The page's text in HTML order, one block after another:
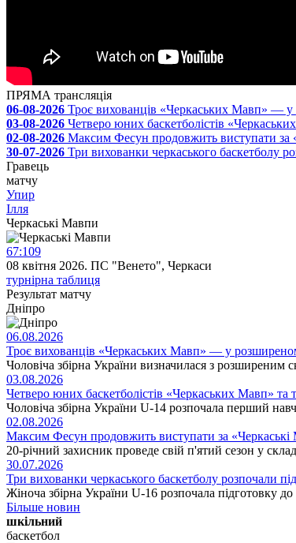
ПРЯМА трансляція
06-08-2026 Троє вихованців «Черкаських Мавп» — у
03-08-2026 Четверо юних баскетболістів
02-08-2026 Максим Фесун продовжить виступати за
30-07-2026 Три вихованки черкаського баскетболу
Гравець
матчу
Упир
Ілля
Черкаські Мавпи
67:109
08 квітня 2026. ПС "Венето", Черкаси
турнірна таблиця
Результат матчу
Дніпро
06.08.2026
Троє вихованців «Черкаських Мавп» — у
Чоловіча збірна України визначилася з розширеним
03.08.2026
Четверо юних баскетболістів «Черкаських Мавп»
Чоловіча збірна України U-14 розпочала перший
02.08.2026
Максим Фесун продовжить виступати за
20-річний захисник проведе свій п'ятий сезон у
30.07.2026
Три вихованки черкаського баскетболу розпочали
Жіноча збірна України U-16 розпочала підготовку
Більше новин
шкільний
баскетбол